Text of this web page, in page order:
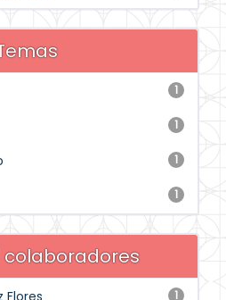
1
1
1
1
colaboradores
1
Flores